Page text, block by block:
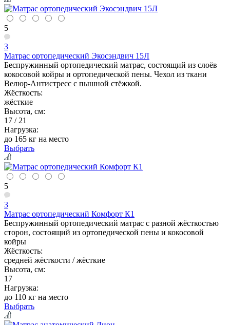
5
3
Матрас ортопедический Экосэндвич 15Л
Беспружинный ортопедический матрас, состоящий из слоёв
кокосовой койры и ортопедической пены. Чехол из ткани
Велюр-Антистресс с пышной стёжкой.
Жёсткость:
жёсткие
Высота, см:
17 / 21
Нагрузка:
до 165 кг на место
Выбрать
5
3
Матрас ортопедический Комфорт К1
Беспружинный ортопедический матрас с разной жёсткостью
сторон, состоящий из ортопедической пены и кокосовой
койры
Жёсткость:
средней жёсткости / жёсткие
Высота, см:
17
Нагрузка:
до 110 кг на место
Выбрать